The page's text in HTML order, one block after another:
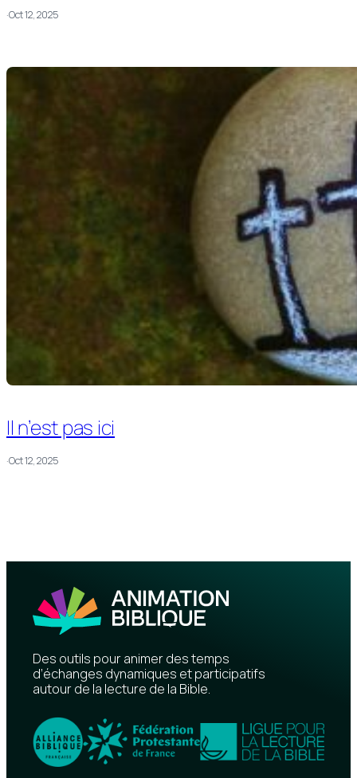
·Oct 12, 2025
Il n’est pas ici
·Oct 12, 2025
Des outils pour animer des temps
d’échanges dynamiques et participatifs
autour de la lecture de la Bible.